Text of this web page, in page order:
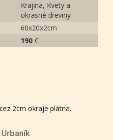
Krajina, Kvety a
okrasné dreviny
60x20x2cm
190 €
2cm okraje plátna.